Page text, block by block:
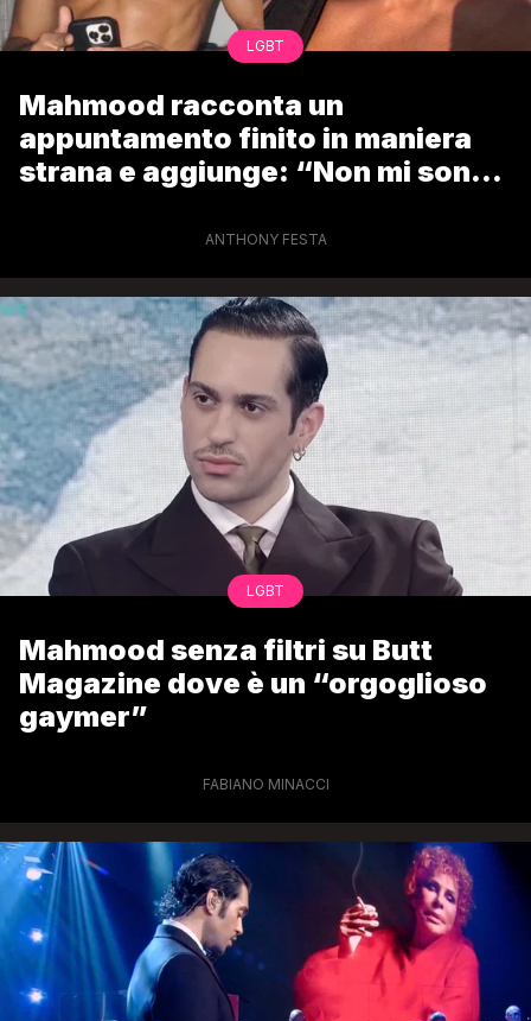
LGBT
Mahmood racconta un
appuntamento finito in maniera
strana e aggiunge: “Non mi sono
ANTHONY FESTA
LGBT
Mahmood senza filtri su Butt
Magazine dove è un “orgoglioso
gaymer”
FABIANO MINACCI